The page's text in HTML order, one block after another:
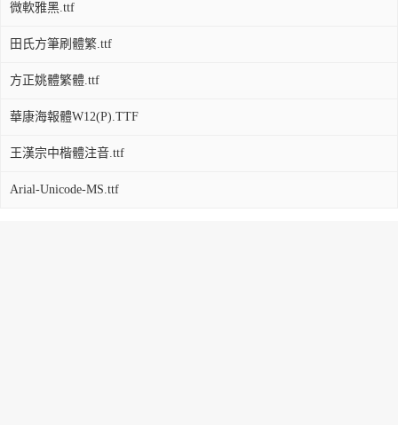
微軟雅黑.ttf
田氏方筆刷體繁.ttf
方正姚體繁體.ttf
華康海報體W12(P).TTF
王漢宗中楷體注音.ttf
Arial-Unicode-MS.ttf